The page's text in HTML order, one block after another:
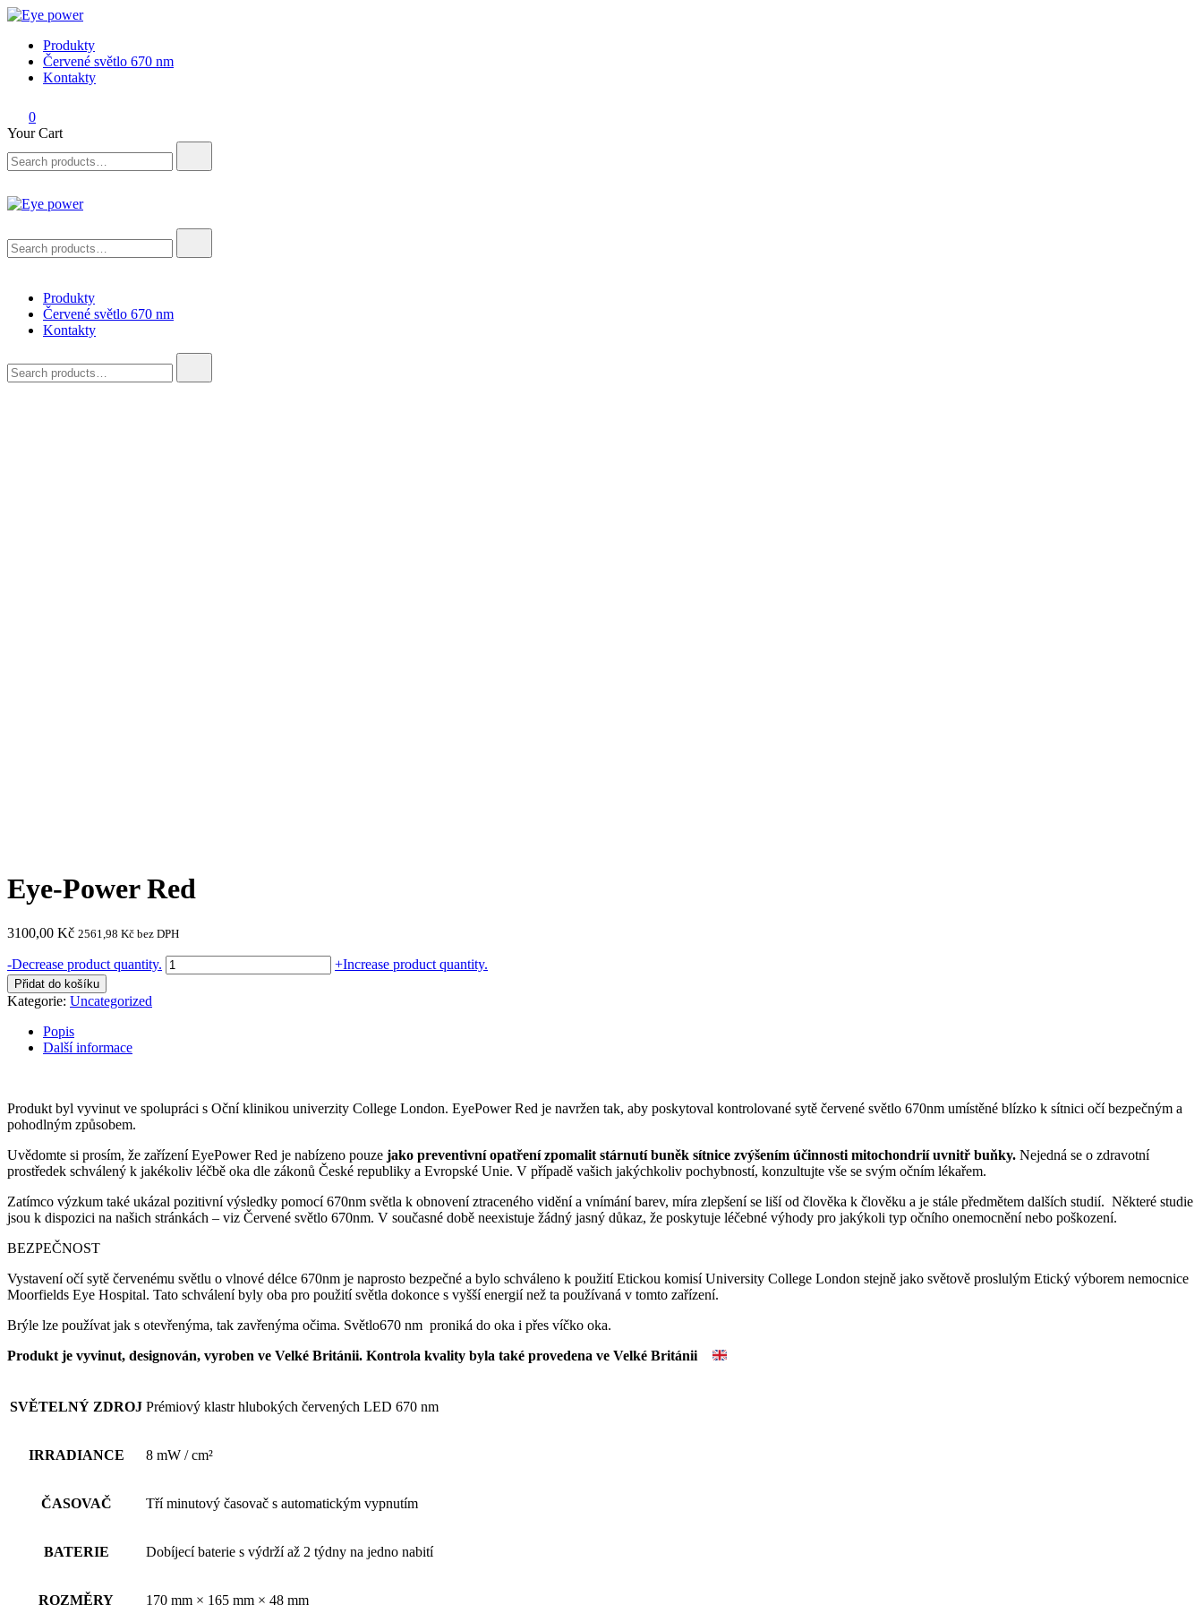
Skip
content
Eye powerProdukty
Červené světlo 670 nm
Kontakty
0
Your Cart
for:
for:
Produkty
Červené světlo 670 nm
Kontakty
for:
Eye-Power Red
3100,00 Kč 2561,98 Kč bez DPH
-Decrease product quantity. Eye-
Power
+Increase product quantity.
Přidat do košíku
Kategorie: Uncategorized
Popis
Další informace
Produkt byl vyvinut ve spolupráci s Oční klinikou univerzity College London. EyePower Red je navržen tak, aby poskytoval kontrolované sytě červené světlo 670nm umístěné blízko k sítnici očí bezpečným a
pohodlným způsobem.
Uvědomte si prosím, že zařízení EyePower Red je nabízeno pouze jako preventivní opatření zpomalit stárnutí buněk sítnice zvýšením účinnosti mitochondrií uvnitř buňky. Nejedná se o zdravotní
prostředek schválený k jakékoliv léčbě oka dle zákonů České republiky a Evropské Unie. V případě vašich jakýchkoliv pochybností, konzultujte vše se svým očním lékařem.
Zatímco výzkum také ukázal pozitivní výsledky pomocí 670nm světla k obnovení ztraceného vidění a vnímání barev, míra zlepšení se liší od člověka k člověku a je stále předmětem dalších studií. Některé studie
jsou k dispozici na našich stránkách – viz Červené světlo 670nm. V současné době neexistuje žádný jasný důkaz, že poskytuje léčebné výhody pro jakýkoli typ očního onemocnění nebo poškození.
BEZPEČNOST
Vystavení očí sytě červenému světlu o vlnové délce 670nm je naprosto bezpečné a bylo schváleno k použití Etickou komisí University College London stejně jako světově proslulým Etický výborem nemocnice
Moorfields Eye Hospital. Tato schválení byly oba pro použití světla dokonce s vyšší energií než ta používaná v tomto zařízení.
Brýle lze používat jak s otevřenýma, tak zavřenýma očima. Světlo670 nm proniká do oka i přes víčko oka.
Produkt je vyvinut, designován, vyroben ve Velké Británii. Kontrola kvality byla také provedena ve Velké Británii
SVĚTELNÝ ZDROJ Prémiový klastr hlubokých červených LED 670 nm
IRRADIANCE 8 mW / cm²
ČASOVAČ Tří minutový časovač s automatickým vypnutím
BATERIE Dobíjecí baterie s výdrží až 2 týdny na jedno nabití
ROZMĚRY 170 mm × 165 mm × 48 mm